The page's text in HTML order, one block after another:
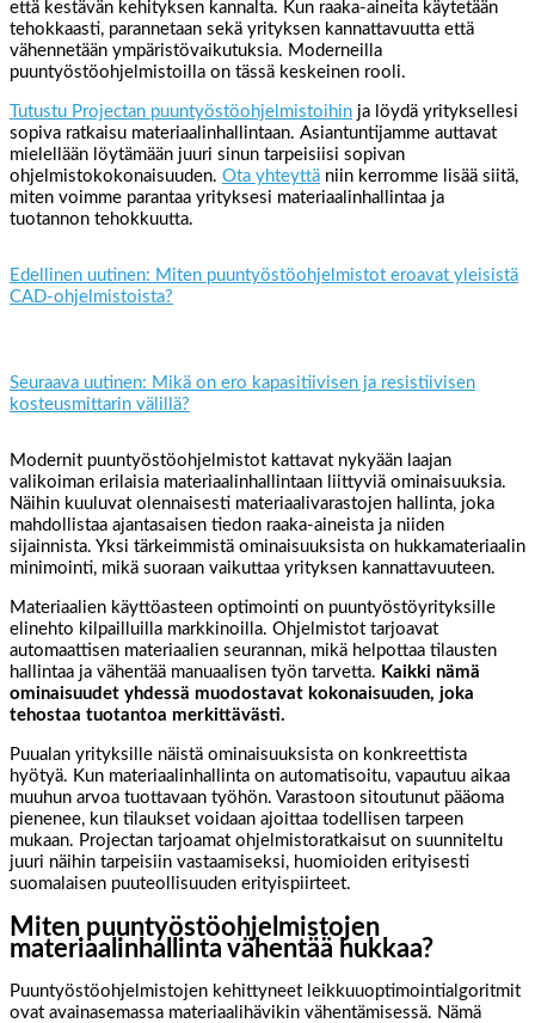
että kestävän kehityksen kannalta. Kun raaka-aineita käytetään
tehokkaasti, parannetaan sekä yrityksen kannattavuutta että
vähennetään ympäristövaikutuksia. Moderneilla
puuntyöstöohjelmistoilla on tässä keskeinen rooli.
Tutustu Projectan puuntyöstöohjelmistoihin ja löydä yrityksellesi
sopiva ratkaisu materiaalinhallintaan. Asiantuntijamme auttavat
mielellään löytämään juuri sinun tarpeisiisi sopivan
ohjelmistokokonaisuuden. Ota yhteyttä niin kerromme lisää siitä,
miten voimme parantaa yrityksesi materiaalinhallintaa ja
tuotannon tehokkuutta.
Edellinen uutinen: Miten puuntyöstöohjelmistot eroavat yleisistä
CAD-ohjelmistoista?
Seuraava uutinen: Mikä on ero kapasitiivisen ja resistiivisen
kosteusmittarin välillä?
Modernit puuntyöstöohjelmistot kattavat nykyään laajan
valikoiman erilaisia materiaalinhallintaan liittyviä ominaisuuksia.
Näihin kuuluvat olennaisesti materiaalivarastojen hallinta, joka
mahdollistaa ajantasaisen tiedon raaka-aineista ja niiden
sijainnista. Yksi tärkeimmistä ominaisuuksista on hukkamateriaalin
minimointi, mikä suoraan vaikuttaa yrityksen kannattavuuteen.
Materiaalien käyttöasteen optimointi on puuntyöstöyrityksille
elinehto kilpailluilla markkinoilla. Ohjelmistot tarjoavat
automaattisen materiaalien seurannan, mikä helpottaa tilausten
hallintaa ja vähentää manuaalisen työn tarvetta. Kaikki nämä
ominaisuudet yhdessä muodostavat kokonaisuuden, joka
tehostaa tuotantoa merkittävästi.
Puualan yrityksille näistä ominaisuuksista on konkreettista
hyötyä. Kun materiaalinhallinta on automatisoitu, vapautuu aikaa
muuhun arvoa tuottavaan työhön. Varastoon sitoutunut pääoma
pienenee, kun tilaukset voidaan ajoittaa todellisen tarpeen
mukaan. Projectan tarjoamat ohjelmistoratkaisut on suunniteltu
juuri näihin tarpeisiin vastaamiseksi, huomioiden erityisesti
suomalaisen puuteollisuuden erityispiirteet.
Miten puuntyöstöohjelmistojen
materiaalinhallinta vähentää hukkaa?
Puuntyöstöohjelmistojen kehittyneet leikkuuoptimointialgoritmit
ovat avainasemassa materiaalihävikin vähentämisessä. Nämä